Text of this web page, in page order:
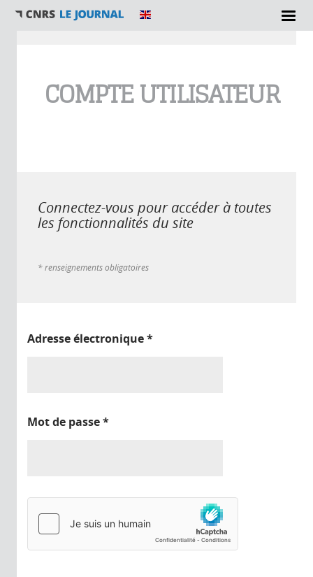
COMPTE UTILISATEUR
Connectez-vous pour accéder à toutes
les fonctionnalités du site
* renseignements obligatoires
Adresse électronique*
Mot de passe*